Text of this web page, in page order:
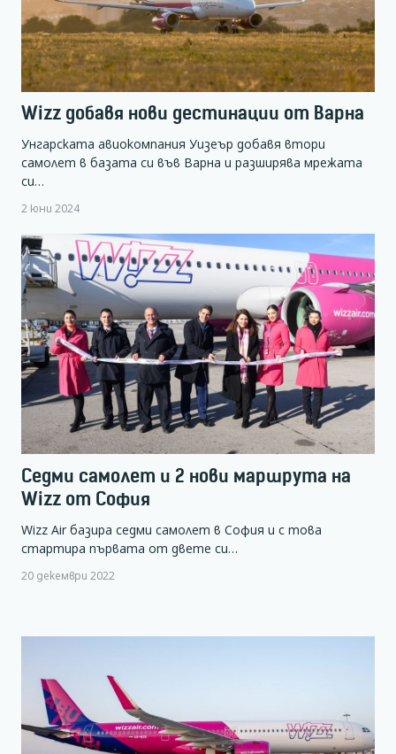
Wizz добавя нови дестинации от Варна
Унгарската авиокомпания Уизеър добавя втори
самолет в базата си във Варна и разширява мрежата
си…
2 юни 2024
Седми самолет и 2 нови маршрута на
Wizz от София
Wizz Air базира седми самолет в София и с това
стартира първата от двете си…
20 декември 2022